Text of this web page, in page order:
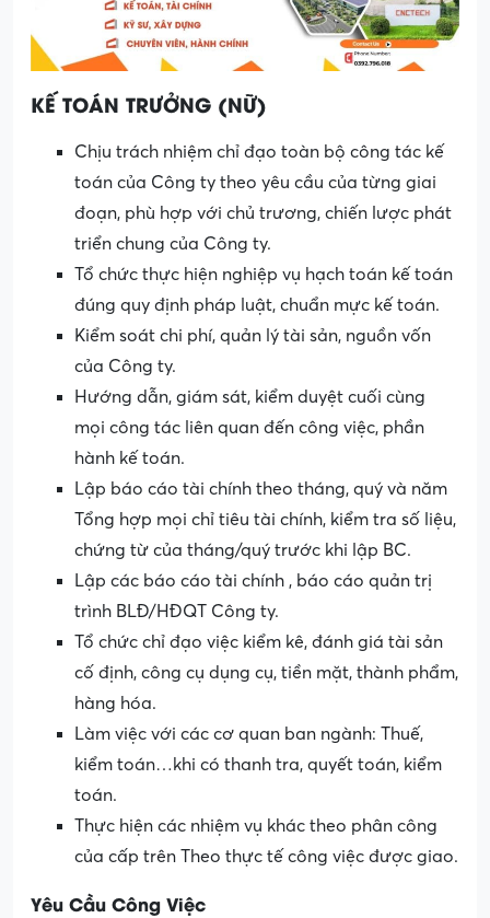
KẾ TOÁN TRƯỞNG (NỮ)
Chịu trách nhiệm chỉ đạo toàn bộ công tác kế
toán của Công ty theo yêu cầu của từng giai
đoạn, phù hợp với chủ trương, chiến lược phát
triển chung của Công ty.
Tổ chức thực hiện nghiệp vụ hạch toán kế toán
đúng quy định pháp luật, chuẩn mực kế toán.
Kiểm soát chi phí, quản lý tài sản, nguồn vốn
của Công ty.
Hướng dẫn, giám sát, kiểm duyệt cuối cùng
mọi công tác liên quan đến công việc, phần
hành kế toán.
Lập báo cáo tài chính theo tháng, quý và năm
Tổng hợp mọi chỉ tiêu tài chính, kiểm tra số liệu,
chứng từ của tháng/quý trước khi lập BC.
Lập các báo cáo tài chính , báo cáo quản trị
trình BLĐ/HĐQT Công ty.
Tổ chức chỉ đạo việc kiểm kê, đánh giá tài sản
cố định, công cụ dụng cụ, tiền mặt, thành phẩm,
hàng hóa.
Làm việc với các cơ quan ban ngành: Thuế,
kiểm toán…khi có thanh tra, quyết toán, kiểm
toán.
Thực hiện các nhiệm vụ khác theo phân công
của cấp trên Theo thực tế công việc được giao.
Yêu Cầu Công Việc